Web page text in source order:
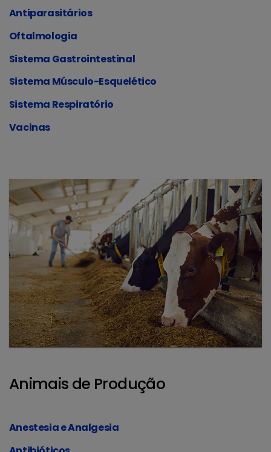
Antiparasitários
Oftalmologia
Sistema Gastrointestinal
Sistema Músculo-Esquelético
Sistema Respiratório
Vacinas
Animais de Produção
Anestesia e Analgesia